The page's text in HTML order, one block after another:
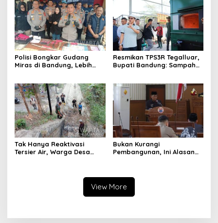
Polisi Bongkar Gudang
Miras di Bandung, Lebih
Resmikan TPS3R Tegalluar,
Bupati Bandung: Sampah
Tak Hanya Reaktivasi
Tersier Air, Warga Desa
Bukan Kurangi
Pembangunan, Ini Alasan
View More